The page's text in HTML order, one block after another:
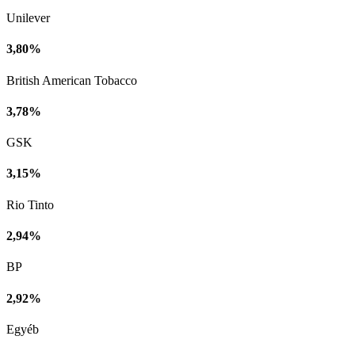
Unilever
3,80%
British American Tobacco
3,78%
GSK
3,15%
Rio Tinto
2,94%
BP
2,92%
Egyéb